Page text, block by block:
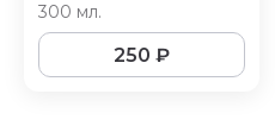
300 мл.
250 ₽